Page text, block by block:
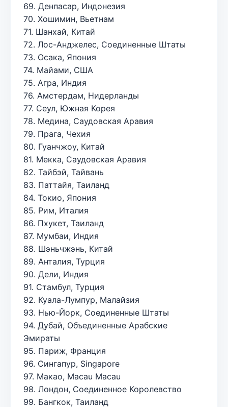
69. Денпасар, Индонезия
70. Хошимин, Вьетнам
71. Шанхай, Китай
72. Лос-Анджелес, Соединенные Штаты
73. Осака, Япония
74. Майами, США
75. Агра, Индия
76. Амстердам, Нидерланды
77. Сеул, Южная Корея
78. Медина, Саудовская Аравия
79. Прага, Чехия
80. Гуанчжоу, Китай
81. Мекка, Саудовская Аравия
82. Тайбэй, Тайвань
83. Паттайя, Таиланд
84. Токио, Япония
85. Рим, Италия
86. Пхукет, Таиланд
87. Мумбаи, Индия
88. Шэньчжэнь, Китай
89. Анталия, Турция
90. Дели, Индия
91. Стамбул, Турция
92. Куала-Лумпур, Малайзия
93. Нью-Йорк, Соединенные Штаты
94. Дубай, Объединенные Арабские
Эмираты
95. Париж, Франция
96. Сингапур, Singapore
97. Макао, Macau Macau
98. Лондон, Соединенное Королевство
99. Бангкок, Таиланд